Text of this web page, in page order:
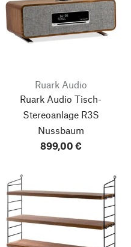
Ruark Audio
Ruark Audio Tisch-
Stereoanlage R3S
Nussbaum
899,00 €